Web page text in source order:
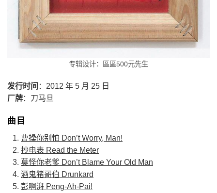
专辑设计：區區500元先生
发行时间 ：2012 年 5 月 25 日
厂牌：刀马旦
曲目
曹操你别怕 Don’t Worry, Man!
抄电表 Read the Meter
莫怪你老爹 Don’t Blame Your Old Man
酒鬼猪哥伯 Drunkard
彭啊湃 Peng-Ah-Pai!